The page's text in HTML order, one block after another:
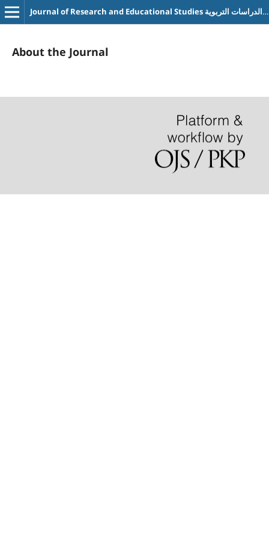
Journal of Research and Educational Studies مجلة البحوث والدراسات التربوية
About the Journal